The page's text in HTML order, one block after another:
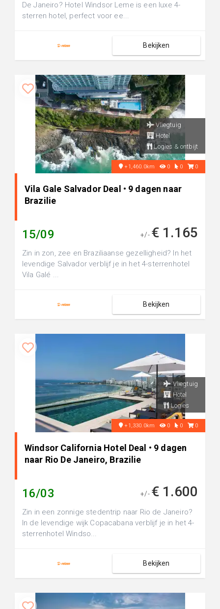
De Janeiro? Hotel Windsor Leme is een luxe 4-
sterren hotel, perfect voor ee...
Bekijken
Vliegtuig
Hotel
Logies & ontbijt
+1,460.0km 0 0 0
Vila Gale Salvador Deal • 9 dagen naar
Brazilie
15/09 +/- € 1.165
Zin in zon, zee en Braziliaanse gezelligheid? In het
levendige Salvador verblijf je in het 4-sterrenhotel
Vila Galé ...
Bekijken
Vliegtuig
Hotel
Logies
+1,330.0km 0 0 0
Windsor California Hotel Deal • 9 dagen
naar Rio De Janeiro, Brazilie
16/03 +/- € 1.600
Zin in een zonnige stedentrip naar Rio de Janeiro?
In de levendige wijk Copacabana verblijf je in het 4-
sterrenhotel Windso...
Bekijken